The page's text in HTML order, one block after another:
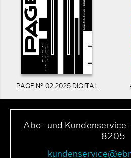
PAGE N° 02 2025 DIGITAL
Abo- und
8205